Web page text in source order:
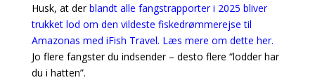
Husk, at derblandt alle fangstrapporter i 2025 bliver
trukket lod om den vildeste fiskedrømmerejse til
Amazonas med iFish Travel. Læs mere om dette her.
Jo flere fangster du indsender – desto flere “lodder har
du i hatten”.